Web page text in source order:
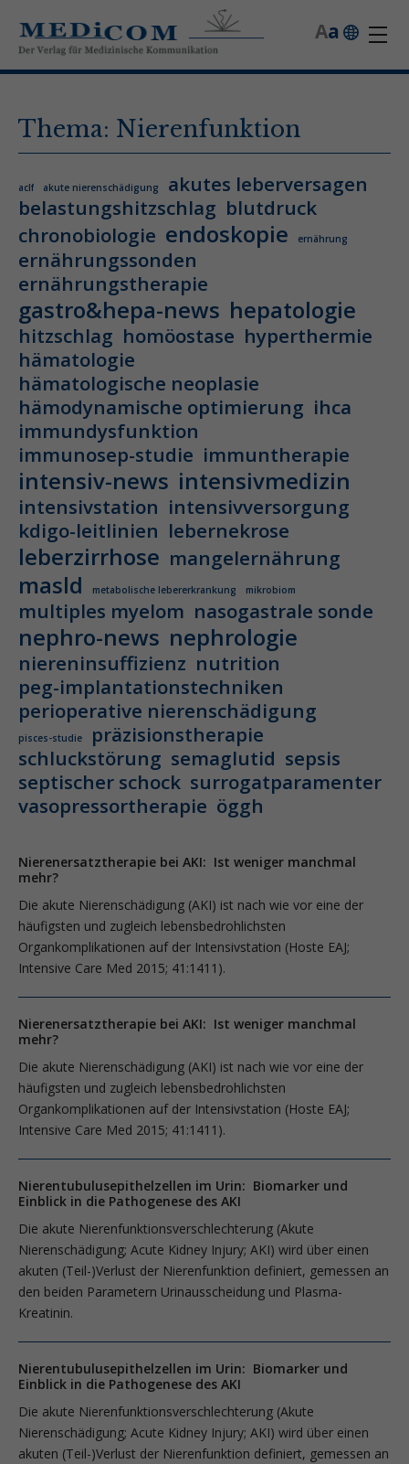
a
A
Thema: Nierenfunktion
aclf akute nierenschädigung
akutes leberversagen
belastungshitzschlag blutdruck
chronobiologie endoskopie ernährung
ernährungssonden
ernährungstherapie
gastro&hepa-news hepatologie
hitzschlag homöostase hyperthermie
hämatologie
hämatologische neoplasie
hämodynamische optimierung ihca
immundysfunktion
immunosep-studie immuntherapie
intensiv-news intensivmedizin
intensivstation intensivversorgung
kdigo-leitlinien lebernekrose
leberzirrhose mangelernährung
masld metabolische lebererkrankung mikrobiom
multiples myelom nasogastrale sonde
nephro-news nephrologie
niereninsuffizienz nutrition
peg-implantationstechniken
perioperative nierenschädigung
pisces-studie
präzisionstherapie
schluckstörung semaglutid sepsis
septischer schock surrogatparamenter
vasopressortherapie öggh
Nierenersatztherapie bei AKI: Ist weniger manchmal
mehr?
Die akute Nierenschädigung (AKI) ist nach wie vor eine der
häufigsten und zugleich lebensbedrohlichsten
Organkomplikationen auf der Intensivstation (Hoste EAJ;
Intensive Care Med 2015; 41:1411).
Nierenersatztherapie bei AKI: Ist weniger manchmal
mehr?
Die akute Nierenschädigung (AKI) ist nach wie vor eine der
häufigsten und zugleich lebensbedrohlichsten
Organkomplikationen auf der Intensivstation (Hoste EAJ;
Intensive Care Med 2015; 41:1411).
Nierentubulusepithelzellen im Urin: Biomarker und
Einblick in die Pathogenese des AKI
Die akute Nierenfunktionsverschlechterung (Akute
Nierenschädigung; ­Acute Kidney Injury; AKI) wird über einen
akuten (Teil-)Verlust der Nierenfunktion definiert, gemessen an
den beiden Parametern Urinausscheidung und Plasma-
Kreatinin.
Nierentubulusepithelzellen im Urin: Biomarker und
Einblick in die Pathogenese des AKI
Die akute Nierenfunktionsverschlechterung (Akute
Nierenschädigung; ­Acute Kidney Injury; AKI) wird über einen
akuten (Teil-)Verlust der Nierenfunktion definiert, gemessen an